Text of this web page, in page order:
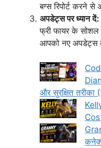
बग्स रिपोर्ट करने
अपडेट्स पर ध्यान दें:
फ्री फायर के सोशल
आपको नए अपडेट्स
और सुरक्षित